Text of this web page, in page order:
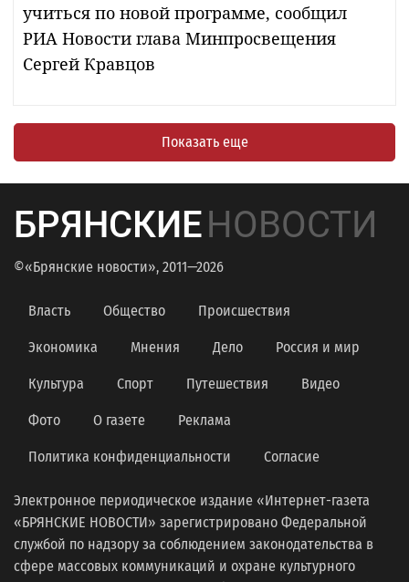
учиться по новой программе, сообщил
РИА Новости глава Минпросвещения
Сергей Кравцов
Показать еще
БРЯНСКИЕНОВОСТИ
©«Брянские новости», 2011—2026
Власть Общество Происшествия
Экономика Мнения Дело Россия и мир
Культура Спорт Путешествия Видео
Фото О газете Реклама
Политика конфиденциальности Согласие
Электронное периодическое издание «Интернет-газета
«БРЯНСКИЕ НОВОСТИ» зарегистрировано Федеральной
службой по надзору за соблюдением законодательства в
сфере массовых коммуникаций и охране культурного